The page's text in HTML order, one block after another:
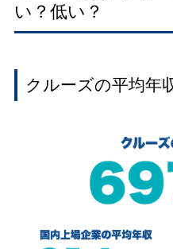
い？低い？
クルーズの平均年